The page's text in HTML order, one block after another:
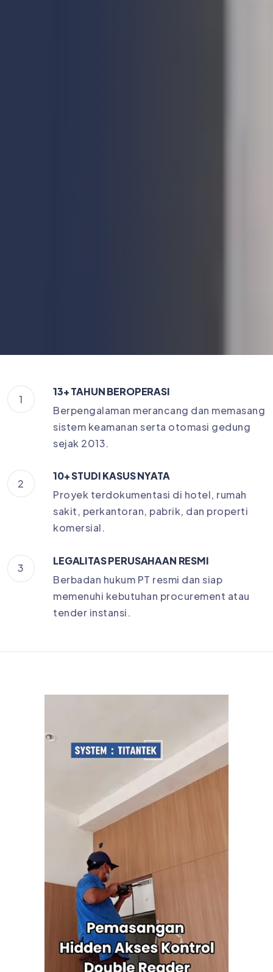
1
13+ TAHUN BEROPERASI
Berpengalaman merancang dan memasang
sistem keamanan serta otomasi gedung
sejak 2013.
2
10+ STUDI KASUS NYATA
Proyek terdokumentasi di hotel, rumah
sakit, perkantoran, pabrik, dan properti
komersial.
3
LEGALITAS PERUSAHAAN RESMI
Berbadan hukum PT resmi dan siap
memenuhi kebutuhan procurement atau
tender instansi.